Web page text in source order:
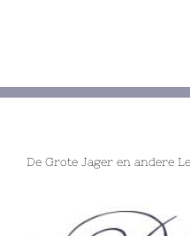
De Grote Jager en andere